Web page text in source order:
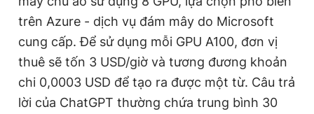
trên Azure - dịch vụ đám mây do Microsoft
cung cấp. Để sử dụng mỗi GPU A100, đơn vị
thuê sẽ tốn 3 USD/giờ và tương đương khoản
chi 0,0003 USD để tạo ra được một từ. Câu trả
lời của ChatGPT thường chứa trung bình 30